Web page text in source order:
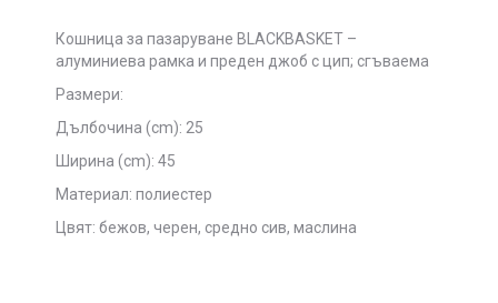
Кошница за пазаруване BLACKBASKET –
алуминиева рамка и преден джоб с цип; сгъваема
Размери:
Дълбочина (cm): 25
Ширина (cm): 45
Материал: полиестер
Цвят: бежов, черен, средно сив, маслина